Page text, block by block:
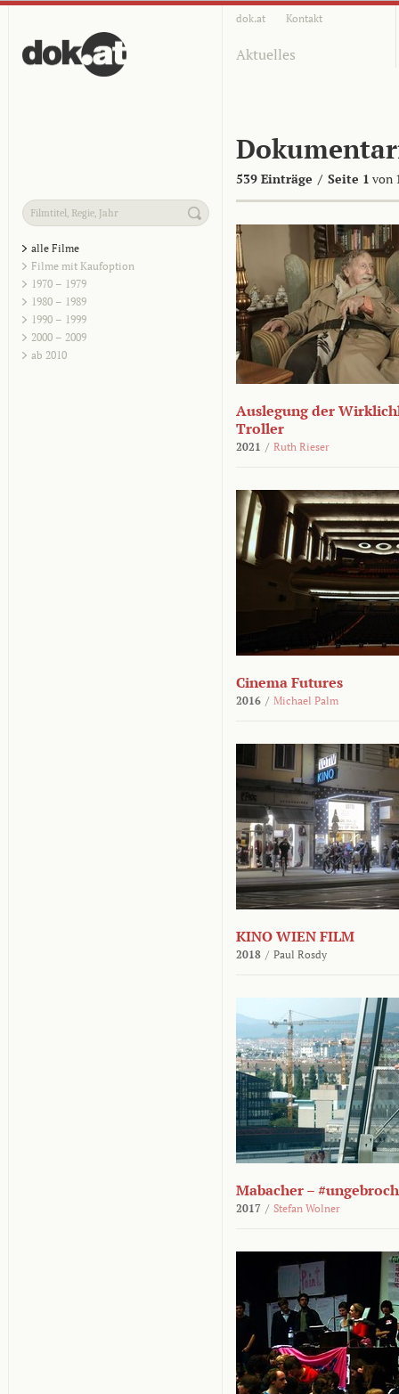
dok.at Kontakt
Aktuelles
539 Einträge / Seite 1 von
alle Filme
Filme mit Kaufoption
1970 – 1979
1980 – 1989
1990 – 1999
2000 – 2009
ab 2010
Auslegung der
Troller
2021 / Ruth Rieser
Cinema Futures
2016 / Michael Palm
KINO WIEN FILM
2018 / Paul Rosdy
Mabacher –
2017 / Stefan Wolner